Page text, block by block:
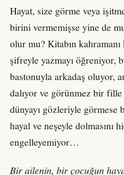
Hayat, size görme veya
birini vermemişse yine de
olur mu? Kitabın
şifreyle yazmayı öğreniyor,
bastonuyla arkadaş oluyor,
dalıyor ve görünmez bir
dünyayı gözleriyle görmese
hayal ve neşeyle dolmasını
engelleyemiyor…
Bir ailenin, bir çocuğun